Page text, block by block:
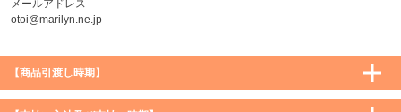
メールアドレス
otoi@marilyn.ne.jp
【商品引渡し時期】